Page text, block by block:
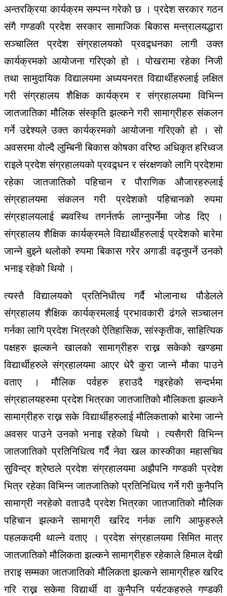
अन्तरक्रिया कार्यक्रम सम्पन्न गरेको छ । प्रदेश सरकार गठन
संगै गण्डकी प्रदेश सरकार सामाजिक बिकास मन्त्रालयद्धारा
सञ्चालित प्रदेश संग्रहालयको प्रवद्र्धनका लागी उक्त
कार्यक्रमको आयोजना गरिएको हो । पोखरामा रहेका निजी
तथा सामुदायिक विद्यालयमा अध्ययनरत विद्यार्थीहरुलाई लक्षित
गरी संग्रहालय शैक्षिक कार्यक्रम र संग्रहालयमा विभिन्न
जातजातिका मौलिक संस्कृति झल्कने गरी सामाग्रीहरु संकलन
गर्ने उद्देश्यले उक्त कार्यक्रमको आयोजना गरिएको हो । सो
अवसरमा वोल्दै लुम्बिनी बिकास कोषका वरिष्ठ अधिकृत हरिध्वज
राइले प्रदेश संग्रहालयको प्रवद्र्धन र संरक्षणको लागि प्रदेशमा
रहेका जातजातिको पहिचान र पौराणिक औजारहरुलाई
संग्रहालयमा संकलन गरी प्रदेशको पहिचानको रुपमा
संग्रहालयलाई ब्यवस्थि तगर्नतर्फ लाग्नुपर्नेमा जोड दिए ।
संग्रहालय शैक्षिक कार्यक्रमले विद्यार्थीहरुलाई प्रदेशको बारेमा
जान्ने बुझ्ने थलोको रुपमा बिकास गरेर अगाडी वढ्नुपर्ने उनको
भनाइ रहेको थियो ।
त्यस्तै विद्यालयको प्रतिनिधीत्व गर्दै भोलानाथ पौडेलले
संग्रहालय शैक्षिक कार्यक्रमलाई प्रभावकारी ढंगले सञ्चालन
गर्नका लागि प्रदेश भित्रको ऐतिहासिक, सांस्कृतीक, साहित्यिक
पक्षहरु झल्कने खालको सामाग्रीहरु राख्न सकेको खण्डमा
विद्यार्थीहरुले संग्रहालयमा आएर धेरै कुरा जान्ने मौका पाउने
वताए । मौलिक पर्वहरु हराउदै गइरहेको सन्दर्भमा
संग्रहालयहरुमा प्रदेश भित्रका जातजातिको मौलिकता झल्कने
सामाग्रीहरु राख्न सके विद्यार्थीहरुलाई मौलिकताको बारेमा जान्ने
अवसर पाउने उनको भनाइ रहेको थियो । त्यसैगरी विभिन्न
जातजातिको प्रतिनिधित्व गर्दै नेवा खल कास्कीका महासचिव
सुविन्द्र श्रेष्ठले प्रदेश संग्रहालयमा अझैपनि गण्डकी प्रदेश
भित्र रहेका विभिन्न जातजातिको प्रतिनिधित्व गर्ने गरी कुनैपनि
सामाग्री नरहेको वताउदै प्रदेश भित्रका जातजातिको मौलिक
पहिचान झल्कने सामाग्री खरिद गर्नक लागि आफुहरुले
पहलकदमी थाल्ने वताए । प्रदेश संग्रहालयमा सिमित मात्र
जातजातिको मौलिकता झल्कने सामाग्रीहरु रहेकाले हिमाल देखी
तराइ सम्मका जातजातिको मौलिकता झल्कने सामाग्रीहरु खरिद
गरि राख्न सकेमा विद्यार्थी वा कुनैपनि पर्यटकहरुले गण्डकी